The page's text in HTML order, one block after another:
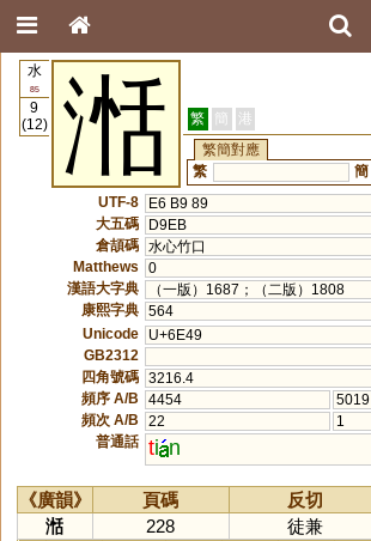
水
85
9
(12)
湉 繁 簡 港
繁簡對應
繁
簡
UTF-8
E6 B9 89
大五碼
D9EB
倉頡碼 水心竹口
Matthews
0
漢語大字典
（一版）1687；（二版）1808
康熙字典 564
Unicode
U+6E49
GB2312
四角號碼 3216.4
頻序 A/B
4454
5019
頻次 A/B
22
1
普通話 ti n
《廣韻》 頁碼 反切
湉
228
徒兼